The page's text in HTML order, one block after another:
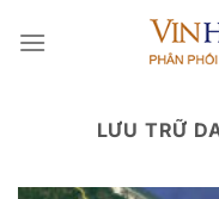
qua
LƯU TRỮ